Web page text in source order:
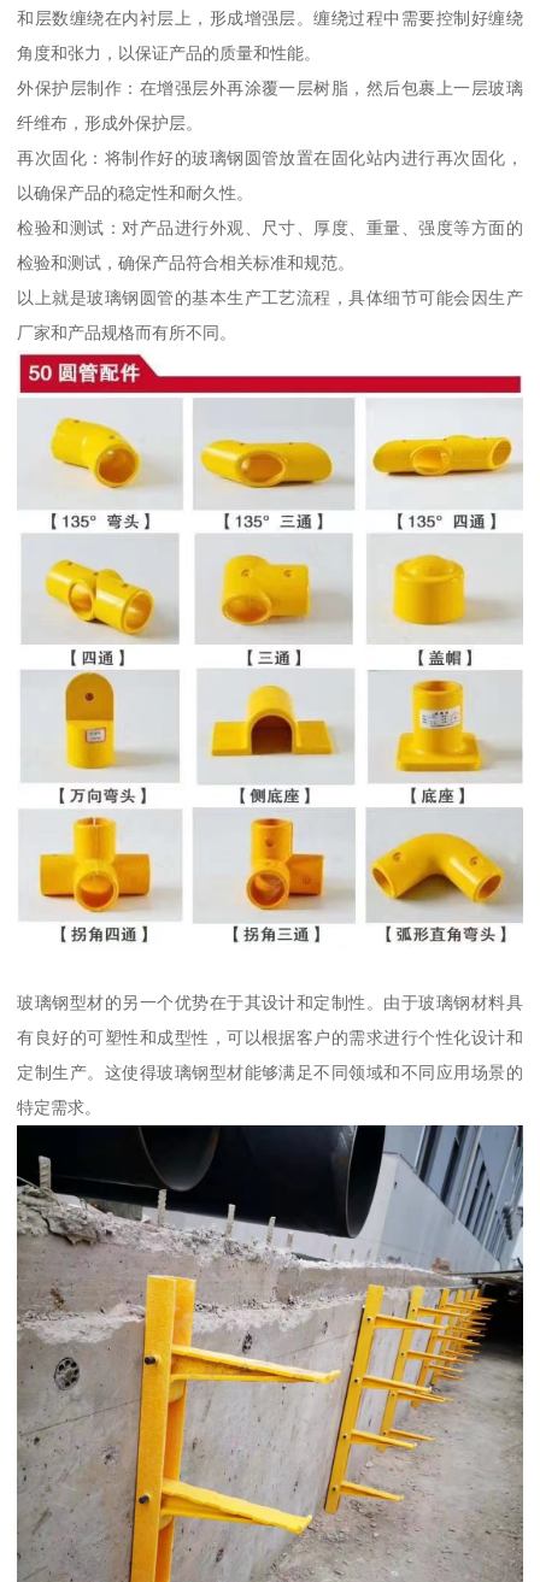
和层数缠绕在内衬层上，形成增强层。缠绕过程中需要控制好缠绕
角度和张力，以保证产品的质量和性能。
外保护层制作：在增强层外再涂覆一层树脂，然后包裹上一层玻璃
纤维布，形成外保护层。
再次固化：将制作好的玻璃钢圆管放置在固化站内进行再次固化，
以确保产品的稳定性和耐久性。
检验和测试：对产品进行外观、尺寸、厚度、重量、强度等方面的
检验和测试，确保产品符合相关标准和规范。
以上就是玻璃钢圆管的基本生产工艺流程，具体细节可能会因生产
厂家和产品规格而有所不同。
玻璃钢型材的另一个优势在于其设计和定制性。由于玻璃钢材料具
有良好的可塑性和成型性，可以根据客户的需求进行个性化设计和
定制生产。这使得玻璃钢型材能够满足不同领域和不同应用场景的
特定需求。